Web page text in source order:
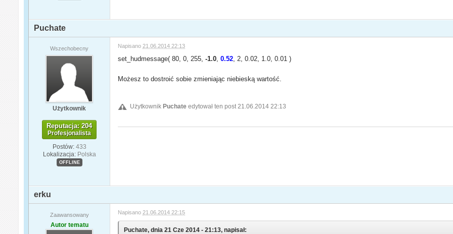
Puchate
Wszechobecny
Użytkownik
Reputacja: 204
Profesjonalista
Postów: 433
Lokalizacja: Polska
OFFLINE
Napisano 21.06.2014 22:13
set_hudmessage( 80, 0, 255,-1.0 0.52 , 2, 0.02, 1.0, 0.01 )
Możesz to dostroić sobie zmieniając niebieską wartość.
UżytkownikPuchate edytował ten post 21.06.2014 22:13
erku
Zaawansowany
Autor tematu
Napisano 21.06.2014 22:15
Puchate, dnia 21 Cze 2014 - 21:13, napisał: